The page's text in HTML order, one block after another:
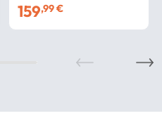
159,99 €